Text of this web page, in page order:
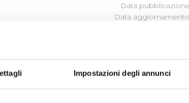
Impostazioni degli annunci
Data
Data
amministrativi relativi alla realizzazione di